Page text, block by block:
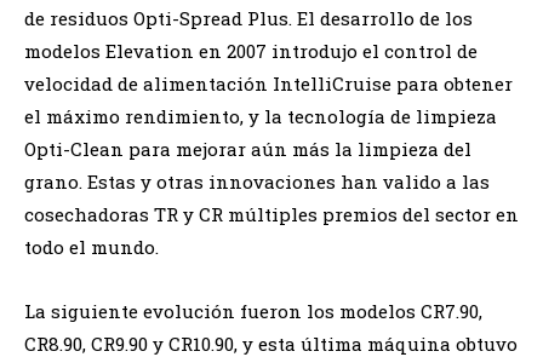
de residuos Opti-Spread Plus. El desarrollo de los
modelos Elevation en 2007 introdujo el control de
velocidad de alimentación IntelliCruise para obtener
el máximo rendimiento, y la tecnología de limpieza
Opti-Clean para mejorar aún más la limpieza del
grano. Estas y otras innovaciones han valido a las
cosechadoras TR y CR múltiples premios del sector en
todo el mundo.
La siguiente evolución fueron los modelos CR7.90,
CR8.90, CR9.90 y CR10.90, y esta última máquina obtuvo